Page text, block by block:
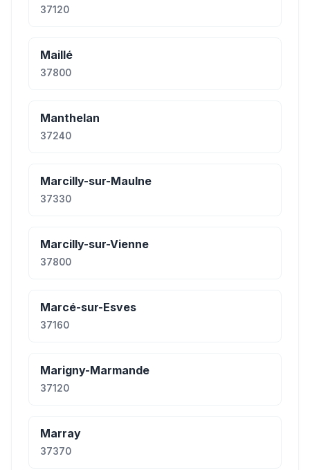
37120
Maillé
37800
Manthelan
37240
Marcilly-sur-Maulne
37330
Marcilly-sur-Vienne
37800
Marcé-sur-Esves
37160
Marigny-Marmande
37120
Marray
37370